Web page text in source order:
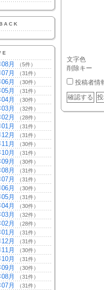
月 （5件）
月 （31件）
月 （30件）
月 （31件）
月 （30件）
月 （32件）
月 （28件）
月 （31件）
月 （31件）
月 （30件）
月 （31件）
月 （30件）
月 （31件）
月 （31件）
月 （30件）
月 （31件）
月 （30件）
月 （32件）
月 （28件）
月 （31件）
月 （31件）
月 （30件）
月 （31件）
月 （30件）
月 （31件）
月 （31件）
文字色
削除キー
投稿者情